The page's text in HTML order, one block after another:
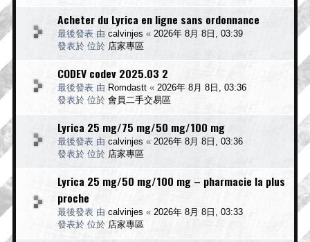
Acheter du Lyrica en ligne sans ordonnance
最後發表 由 calvinjes « 2026年 8月 8日, 03:39
發表於 位於 店家專區
CODEV codev 2025.03 2
最後發表 由 Romdastt « 2026年 8月 8日, 03:36
發表於 位於 會員二手交易區
Lyrica 25 mg/75 mg/50 mg/100 mg
最後發表 由 calvinjes « 2026年 8月 8日, 03:36
發表於 位於 店家專區
Lyrica 25 mg/50 mg/100 mg – pharmacie la plus
proche
最後發表 由 calvinjes « 2026年 8月 8日, 03:33
發表於 位於 店家專區